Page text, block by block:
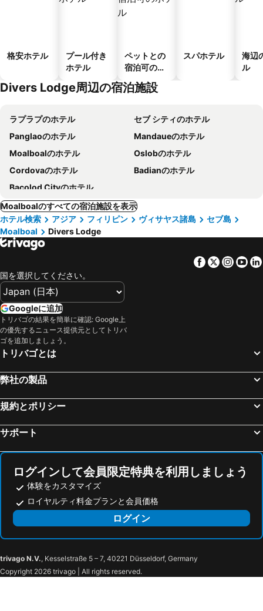
格安ホテル
プール付き
ホテル
ペットとの
宿泊可のホ
テル
スパホテル
海辺
ル
Divers Lodge周辺の宿泊施設
ラプラプのホテル
セブ シティのホテル
Panglaoのホテル
Mandaueのホテル
Moalboalのホテル
Oslobのホテル
Cordovaのホテル
Badianのホテル
Bacolod Cityのホテル
Moalboalのすべての宿泊施設を表示
ホテル検索
アジア フィリピン ヴィサヤス諸島
セブ島
Moalboal
Divers Lodge
Facebook
Twitter
国を選択してください。
Googleに追加
トリバゴの結果を簡単に確認: Google上
の優先するニュース提供元としてトリバ
ゴを追加しましょう。
トリバゴとは
弊社の製品
規約とポリシー
サポート
ログインして会員限定特典を利用しましょう
体験をカスタマイズ
ロイヤルティ料金プランと会員価格
ログイン
trivago N.V., Kesselstraße 5 – 7, 40221 Düsseldorf, Germany
Copyright 2026 trivago | All rights reserved.